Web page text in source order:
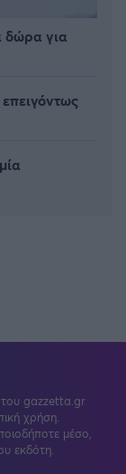
δώρα για
επειγόντως
του gazzetta.gr
χρήση.
μέσο,
εκδότη.